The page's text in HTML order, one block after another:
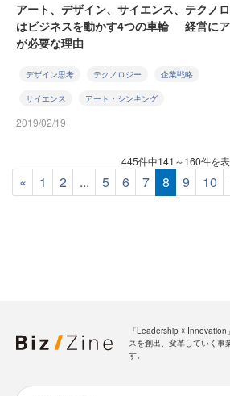
アート、デザイン、サイエンス、テクノ
はビジネスを動かす4つの車輪──経営に
が必要な理由
デザイン思考 テクノロジー 企業戦略
サイエンス アート・シンキング
2019/02/19
445件中141～160件を
« 1 2 ... 5 6 7 8 9 10
「Leadership ☓
スを創出、変革していく事
す。